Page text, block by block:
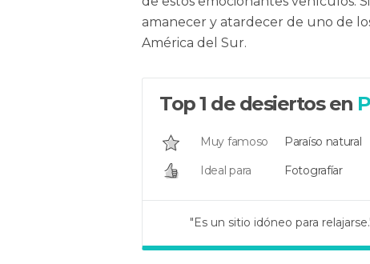
amanecer y atardecer de uno de
América del Sur.
Top 1 de desiertos en
Muy famoso
Paraíso natural
Ideal para
Fotografíar
"Es un sitio idóneo para
"El desierto más hermoso de